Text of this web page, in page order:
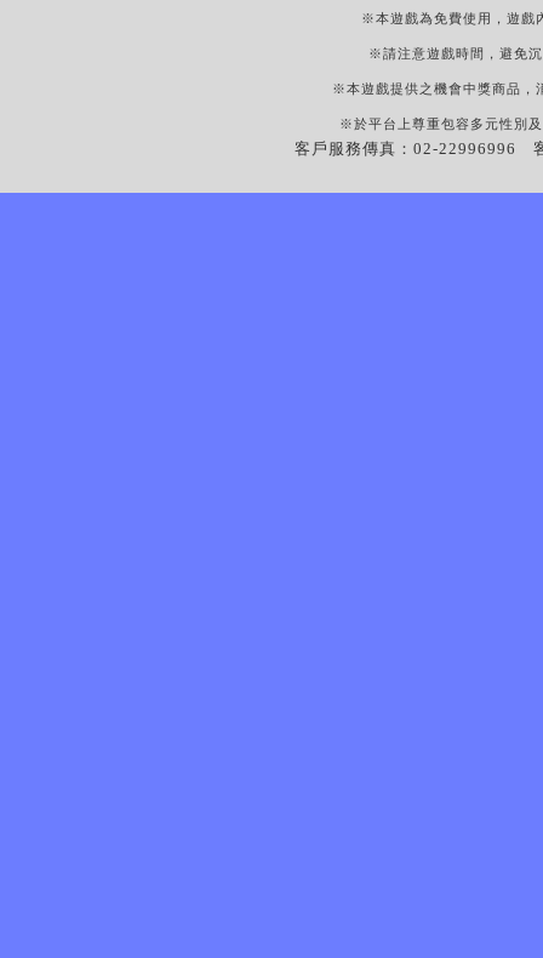
※本遊戲為免費使用，遊戲
※請注意遊戲時間，避免
※本遊戲提供之機會中獎商品，
※於平台上尊重包容多元性別
客戶服務傳真：02-22996996